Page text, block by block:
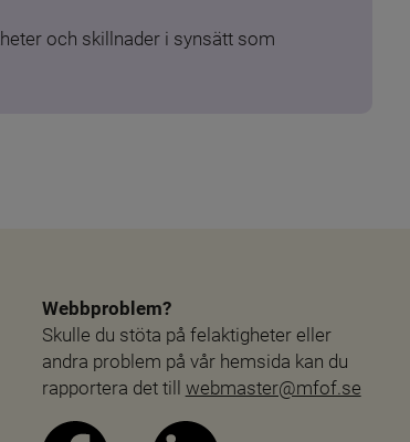
och skillnader i synsätt som
Webbproblem?
Skulle du stöta på felaktigheter eller
andra problem på vår hemsida kan du
rapportera det till webmaster@mfof.se